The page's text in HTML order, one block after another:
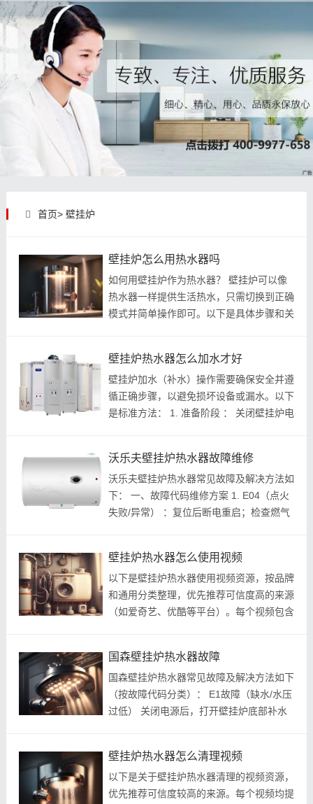
首页> 壁挂炉
壁挂炉怎么用热水器吗
如何用壁挂炉作为热水器？ 壁挂炉可以像
热水器一样提供生活热水，只需切换到正确
模式并简单操作即可。以下是具体步骤和关
板上找到“夏季模式”或“热水模...
壁挂炉热水器怎么加水才好
壁挂炉加水（补水）操作需要确保安全并遵
循正确步骤，以避免损坏设备或漏水。以下
是标准方法： 1. 准备阶段 ： 关闭壁挂炉电
水路是否通畅。^^ ^^ 2. 注水调压...
沃乐夫壁挂炉热水器故障维修
沃乐夫壁挂炉热水器常见故障及解决方法如
下： 一、故障代码维修方案 1. E04（点火
失败/异常） ：复位后断电重启；检查燃气
供应异常则检修供气系统。^^ 2. E1（点...
壁挂炉热水器怎么使用视频
以下是壁挂炉热水器使用视频资源，按品牌
和通用分类整理，优先推荐可信度高的来源
（如爱奇艺、优酷等平台）。每个视频包含
包括冬季/夏季模式切换、水压查看...
国森壁挂炉热水器故障
国森壁挂炉热水器常见故障及解决方法如下
（按故障代码分类）： E1故障（缺水/水压
过低） 关闭电源后，打开壁挂炉底部补水
E4故障（温度传感器故障） 1. 断电放...
壁挂炉热水器怎么清理视频
以下是关于壁挂炉热水器清理的视频资源，
优先推荐可信度较高的来源。每个视频均提